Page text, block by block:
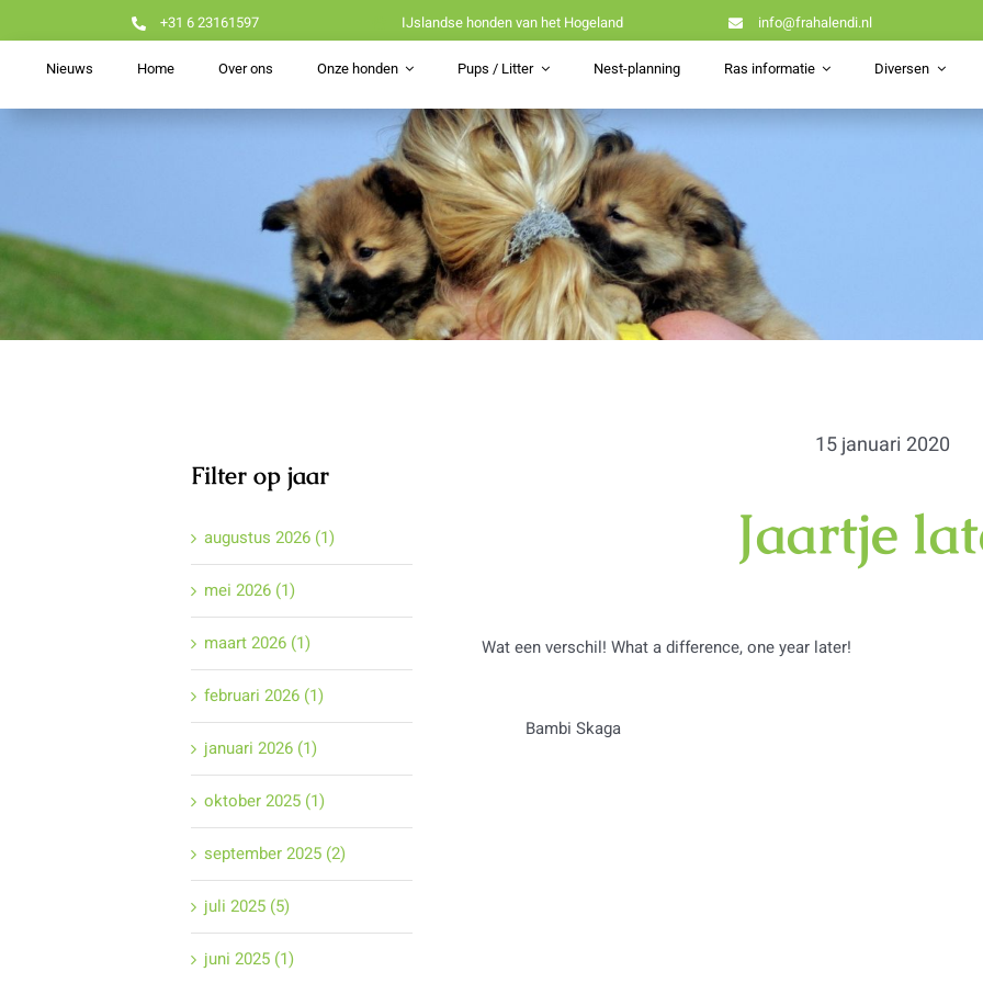
naar
inhoud
+31 6 23161597 IJslandse honden van het Hogeland info@frahalendi.nl
Nieuws Home Over ons Onze honden Pups / Litter Nest-planning Ras informatie Diversen
Filter op jaar
augustus 2026 (1)
mei 2026 (1)
maart 2026 (1)
februari 2026 (1)
januari 2026 (1)
oktober 2025 (1)
september 2025 (2)
juli 2025 (5)
juni 2025 (1)
15 januari 2020
Jaartje
Wat een verschil! What a difference, one year later!
Bambi Skaga